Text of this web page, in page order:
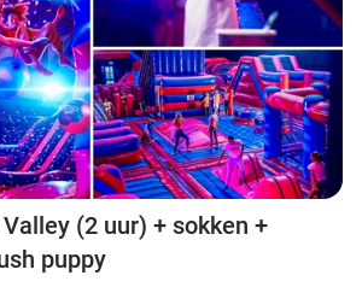
(2 uur) + sokken +
puppy